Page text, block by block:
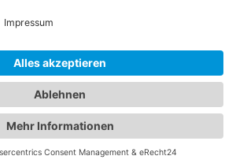
info@cdw-wallenhorst.de
© All Rights Reserved 2025